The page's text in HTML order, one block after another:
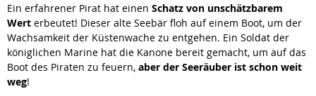
Ein erfahrener Pirat hat einen Schatz von unschätzbarem
Wert erbeutet! Dieser alte Seebär floh auf einem Boot, um der
Wachsamkeit der Küstenwache zu entgehen. Ein Soldat der
königlichen Marine hat die Kanone bereit gemacht, um auf das
Boot des Piraten zu feuern, aber der Seeräuber ist schon weit
weg!